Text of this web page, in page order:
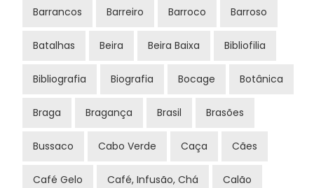
Barrancos Barreiro Barroco Barroso
Batalhas Beira Beira Baixa Bibliofilia
Bibliografia Biografia Bocage Botânica
Braga Bragança Brasil Brasões
Bussaco Cabo Verde Caça Cães
Café Gelo Café, Infusão, Chá Calão